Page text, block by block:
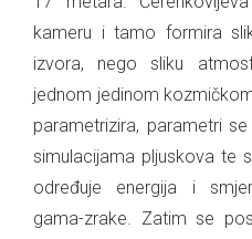
kameru i tamo formira
izvora, nego sliku
jednom jedinom
parametrizira, parametri
simulacijama pljuskova te
određuje energija i
gama-zrake. Zatim se